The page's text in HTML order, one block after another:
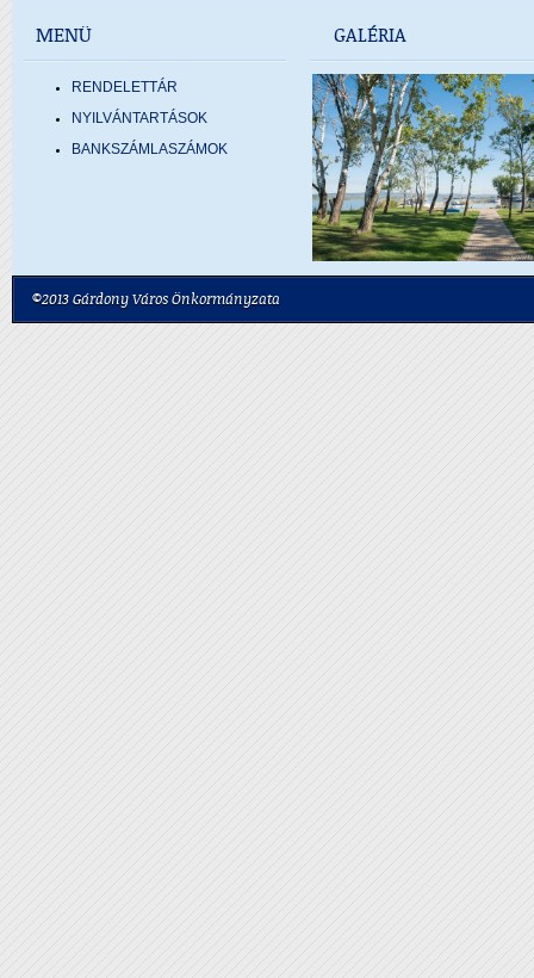
MENÜ
RENDELETTÁR
NYILVÁNTARTÁSOK
BANKSZÁMLASZÁMOK
GALÉRIA
©2013 Gárdony Város Önkormányzata